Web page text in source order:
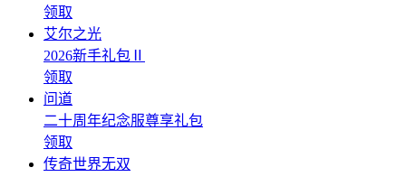
领取
艾尔之光
2026新手礼包Ⅱ
领取
问道
二十周年纪念服尊享礼包
领取
传奇世界无双